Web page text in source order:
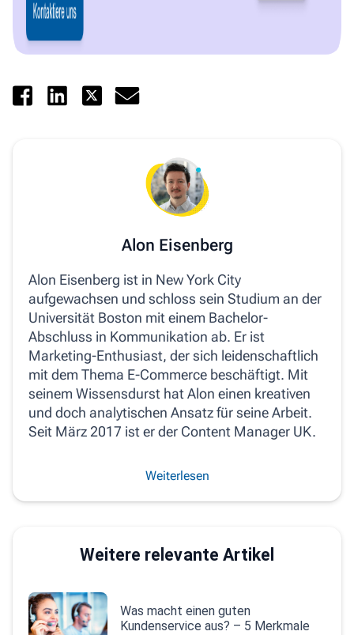
Alon Eisenberg
Alon Eisenberg ist in New York City
aufgewachsen und schloss sein Studium an der
Universität Boston mit einem Bachelor-
Abschluss in Kommunikation ab. Er ist
Marketing-Enthusiast, der sich leidenschaftlich
mit dem Thema E-Commerce beschäftigt. Mit
seinem Wissensdurst hat Alon einen kreativen
und doch analytischen Ansatz für seine Arbeit.
Seit März 2017 ist er der Content Manager UK.
Weiterlesen
Weitere relevante Artikel
Was macht einen guten
Kundenservice aus? – 5 Merkmale